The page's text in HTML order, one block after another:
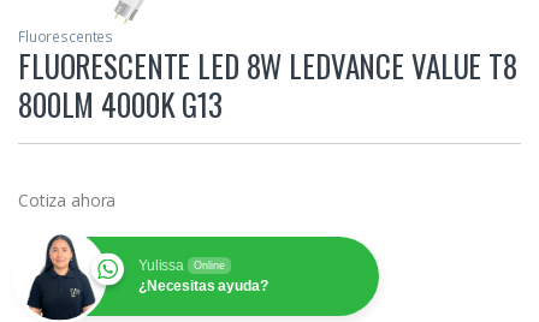
Fluorescentes
FLUORESCENTE LED 8W LEDVANCE VALUE T8
800LM 4000K G13
Cotiza ahora
Yulissa Online
¿Necesitas ayuda?